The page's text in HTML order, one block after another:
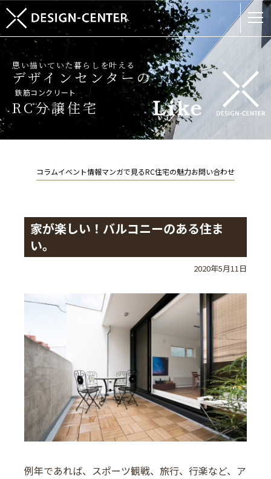
思い描いていた暮らしを叶える
デザインセンターの
鉄筋コンクリート
RC分譲住宅
コラムイベント情報マンガで見るRC住宅の魅力お問い合わせ
家が楽しい！バルコニーのある住ま
い。
2020年5月11日
例年であれば、スポーツ観戦、旅行、行楽など、ア